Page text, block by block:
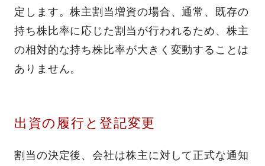
定します。株主割当増資の場合、通常、既存の
持ち株比率に応じた割当が行われるため、株主
の相対的な持ち株比率が大きく変動することは
ありません。
出資の履行と登記変更
割当の決定後、会社は株主に対して正式な通知